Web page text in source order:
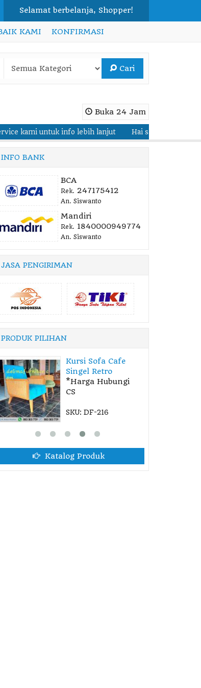
Selamat berbelanja, Shopper!
KAMI KONFIRMASI
Cari
Buka 24 Jam
info lebih lanjut Hai shopper ~ Welcome to Delima
INFO BANK
BCA
Rek. 247175412
An. Siswanto
Mandiri
Rek. 1840000949774
An. Siswanto
PENGIRIMAN
PILIHAN
Set Tempat Tidur
Minimalis War....
*Harga Hubungi
CS
SKU: DF-088
Katalog Produk